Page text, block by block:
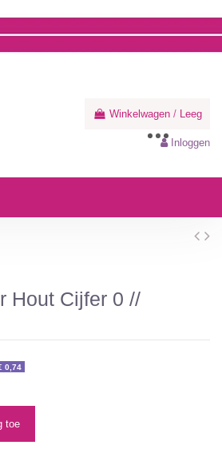
Winkelwagen / Leeg
Inloggen
Hout Cijfer 0 //
0,74
toe